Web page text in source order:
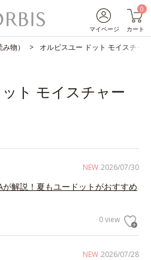
マイページ
0
カート
物） オルビスユー ドット モイスチャ
ト モイスチャー
NEW 2026/07/30
が解説！夏もユードットがおすすめ
0 view
NEW 2026/07/28